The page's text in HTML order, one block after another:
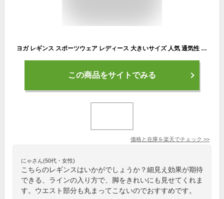
ヨガ レギンス スポーツウェア レディース 大きいサイズ 人気 通気性 吸汗速乾性抜群 美脚 レギンス ストレッチ 薄手 10分丈 ロング丈 ヨガパンツ スパッツ フィットネス ヨガウエア ジムウェア トレーニングウェア ワークアウト ルームウェア M L XL XXL y6
この商品をサイトでみる
価格と在庫を楽天でチェック >>
にゃさん(50代・女性)
こちらのレギンスはいかがでしょうか？細見え効果が期待
できる、ラインの入り方で、脚をきれいにも見せてくれま
す。ウエスト部分も丸まってこないのでおすすめです。